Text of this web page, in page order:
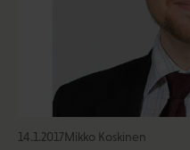
14.1.2017Mikko Koskinen